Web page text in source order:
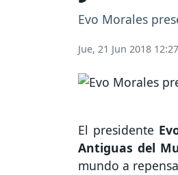
Evo Morales
Jue, 21 Jun 2018
El presidente
Antiguas del
mundo a